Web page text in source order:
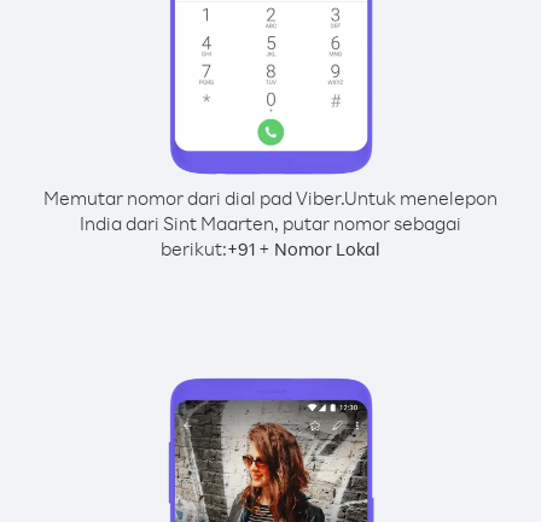
Memutar nomor dari dial pad Viber.Untuk menelepon
India dari Sint Maarten, putar nomor sebagai
berikut:+91 + Nomor Lokal